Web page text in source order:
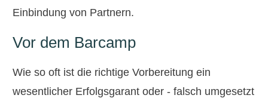
Einbindung von Partnern.
Vor dem Barcamp
Wie so oft ist die richtige Vorbereitung ein
wesentlicher Erfolgsgarant oder - falsch umgesetzt